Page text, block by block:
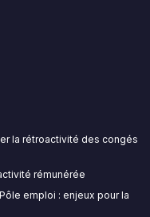
la rétroactivité des congés
rémunérée
emploi : enjeux pour la